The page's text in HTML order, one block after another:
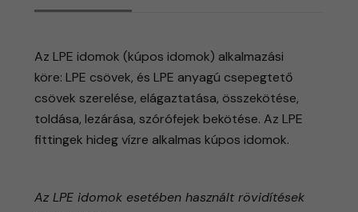
AzLPE idomok (kúpos idomok) alkalmazási
köre: LPE csövek, és LPE anyagú csepegtető
csövek szerelése, elágaztatása, összekötése,
toldása, lezárása, szórófejek bekötése. Az LPE
fittingek hideg vízre alkalmas kúpos idomok.
Az LPE idomok esetében használt rövidítések